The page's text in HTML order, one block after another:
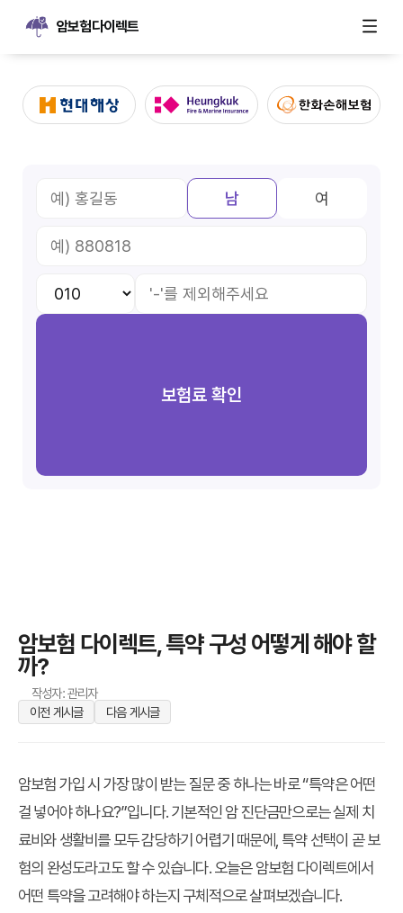
암보험다이렉트
남 여
보험료 확인
암보험 다이렉트, 특약 구성 어떻게 해야 할
까?
작성자: 관리자
이전 게시글
다음 게시글
암보험 가입 시 가장 많이 받는 질문 중 하나는 바로“특약은 어떤
걸 넣어야 하나요?”입니다. 기본적인 암 진단금만으로는 실제 치
료비와 생활비를 모두 감당하기 어렵기 때문에, 특약 선택이 곧 보
험의 완성도라고도 할 수 있습니다. 오늘은암보험 다이렉트에서
어떤 특약을 고려해야 하는지 구체적으로 살펴보겠습니다.